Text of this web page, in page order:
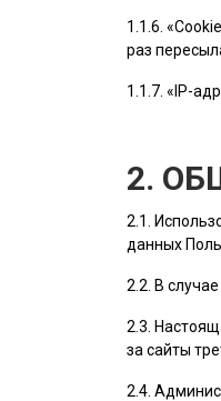
1.1.6.
раз
1.1.7. «IP-
2.
2.1.
данных
2.2. В
2.3.
за сайты
2.4.